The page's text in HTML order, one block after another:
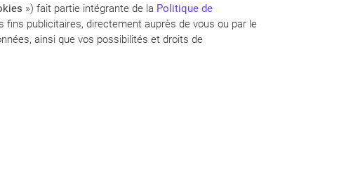
») fait partie intégrante de la Politique de
publicitaires, directement auprès de vous ou par le
ainsi que vos possibilités et droits de